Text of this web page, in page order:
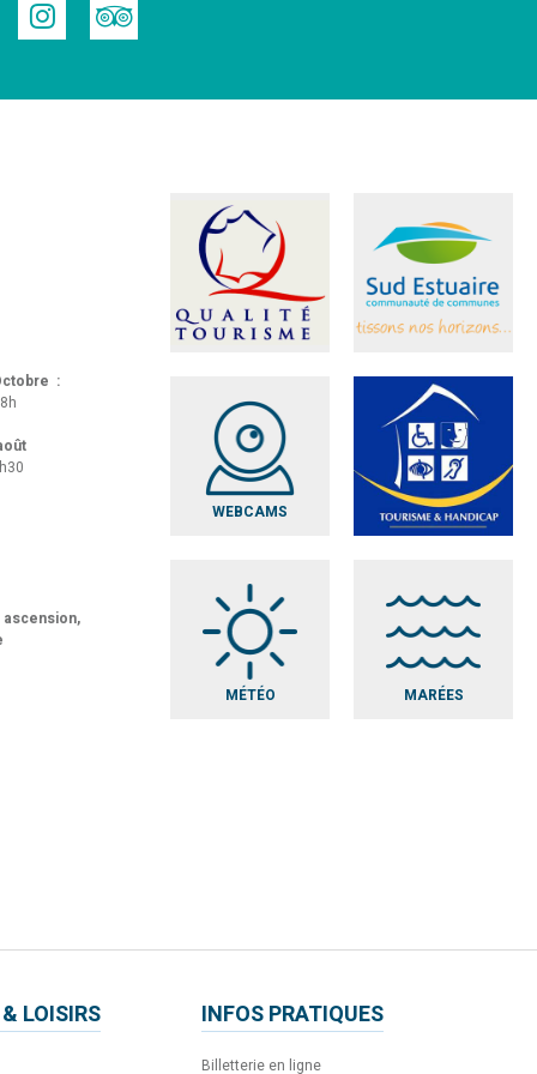
:
ascension,
WEBCAMS
MÉTÉO MARÉES
LOISIRS INFOS PRATIQUES
Billetterie en ligne